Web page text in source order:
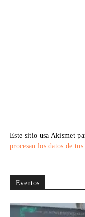
Este sitio usa Akismet
procesan los datos de tus
Eventos